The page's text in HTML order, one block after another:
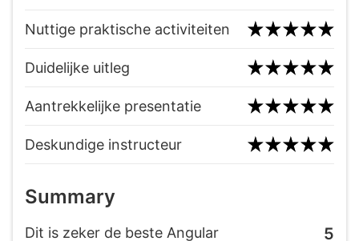
Nuttige praktische activiteiten
Duidelijke uitleg
Aantrekkelijke presentatie
Deskundige instructeur
Summary
Dit is zeker de beste Angular
5